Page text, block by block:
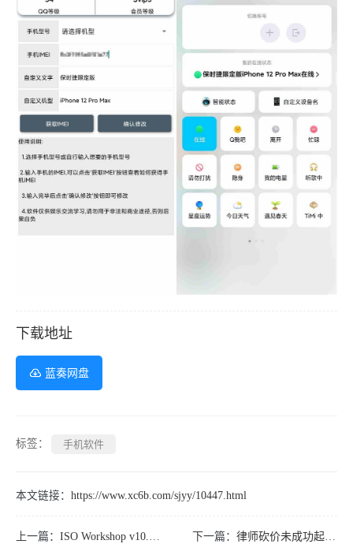
下载地址
蓝奏网盘
标签： 手机软件
本文链接： https://www.xc6b.com/sjyy/10447.html
上一篇： ISO Workshop v10.2免安装绿色版 下一篇：律师砍价未成功起诉拼多多